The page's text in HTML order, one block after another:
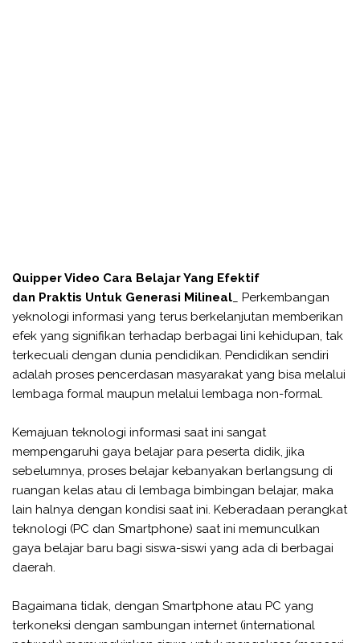
Quipper Video Cara Belajar Yang Efektif
dan Praktis Untuk Generasi Milineal _ Perkembangan
yeknologi informasi yang terus berkelanjutan memberikan
efek yang signifikan terhadap berbagai lini kehidupan, tak
terkecuali dengan dunia pendidikan. Pendidikan sendiri
adalah proses pencerdasan masyarakat yang bisa melalui
lembaga formal maupun melalui lembaga non-formal.
Kemajuan teknologi informasi saat ini sangat
mempengaruhi gaya belajar para peserta didik, jika
sebelumnya, proses belajar kebanyakan berlangsung di
ruangan kelas atau di lembaga bimbingan belajar, maka
lain halnya dengan kondisi saat ini. Keberadaan perangkat
teknologi (PC dan Smartphone) saat ini memunculkan
gaya belajar baru bagi siswa-siswi yang ada di berbagai
daerah.
Bagaimana tidak, dengan Smartphone atau PC yang
terkoneksi dengan sambungan internet (international